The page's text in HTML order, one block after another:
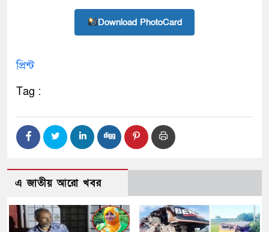
Download PhotoCard
প্রিন্ট
Tag :
এ জাতীয় আরো খবর